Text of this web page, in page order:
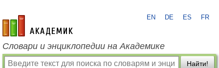
academic.ru
EN DE ES FR
Словари и энциклопедии на Академике
Найти!